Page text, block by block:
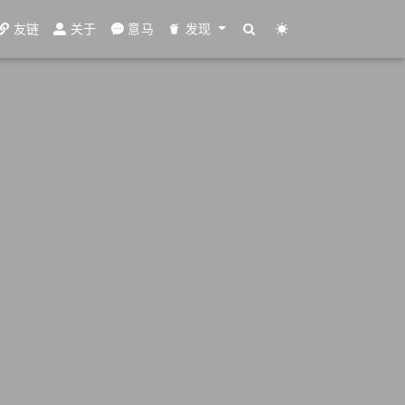
友链 关于 意马 发现